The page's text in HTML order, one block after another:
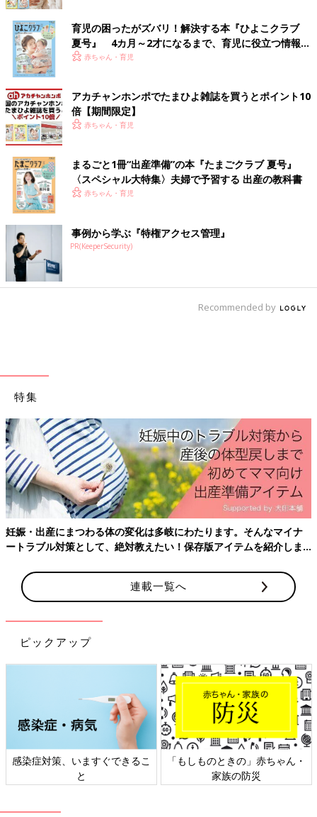
――翌年2017年には、卵についても国立成育医療研究センター
から重大な研究結果が出ました。
湿疹をきれいにしたうえで6カ月から卵を食べさせる群と、まっ
たく食べさせない群に分け、
率を調べるという研究（PETITスタディ）です。
結果、6カ月から卵を食べさせた赤ちゃんのほうが、食べさせな
かった子に比べて8割も発症を抑えられることがわかりました。
卵の早期摂取とアレルギーの関係を検証
出典／国立成育医療研究センター
生後4カ月までに発症したアトピー性皮膚炎がある、食物アレル
ギーリスクの高い赤ちゃんを二つのグループに分け、一つのグル
ープには生後6カ月から全卵の粉末を少しずつ与え、もう一つの
グループには卵ではない黄色い粉末（かぼちゃの粉）を食べさせ
た研究です。1歳の時点で卵アレルギーの発症率は、全卵の粉末
を食べていたグループで8.3％、もう一つのグループ37.7％と、
明らかな差が出ました。
――2017年には、日本小児アレルギー学会から「鶏卵アレルギ
ー発症予防に関する提言」が出されました。
山本 私たちが行った「PETITスタディ」がエビデンスとなり、
この提言が出されました。それまでアレルギーリスクの高い子に
対しては卵を与える時期を遅らせる指導をしていましたが、それ
を改めて「湿疹が改善したあと、早期に微量の鶏卵を摂取させる
ことを推奨する」という内容のものです。
乳児期早期に発症する湿疹は、食物アレルギーのリスクがいちば
ん高くなります。
以前は私も、当時のガイドラインに沿って、アレルギーリスクの
高い子に対してはママやパパに「卵は一応1歳ごろまでやめてお
きましょう」と指導していました。2017年は卵アレルギーの予
育児の困ったがズバリ！解決する本『ひよこクラブ
夏号』 4カ月～2才になるまで、育児に役立つ情報が
いっぱい！
赤ちゃん・育児
アカチャンホンポでたまひよ雑誌を買うとポイント10
倍【期間限定】
赤ちゃん・育児
まるごと1冊“出産準備”の本『たまごクラブ 夏号』
〈スペシャル大特集〉夫婦で予習する 出産の教科書
赤ちゃん・育児
事例から学ぶ『特権アクセス管理』
PR(KeeperSecurity)
Recommended by
特集
妊娠・出産にまつわる体の変化は多岐にわたります。そんなマイナ
ートラブル対策として、絶対教えたい！保存版アイテムを紹介しま
連載一覧へ
ピックアップ
感染症対策、いますぐできるこ
と
「もしものときの」赤ちゃん・
家族の防災